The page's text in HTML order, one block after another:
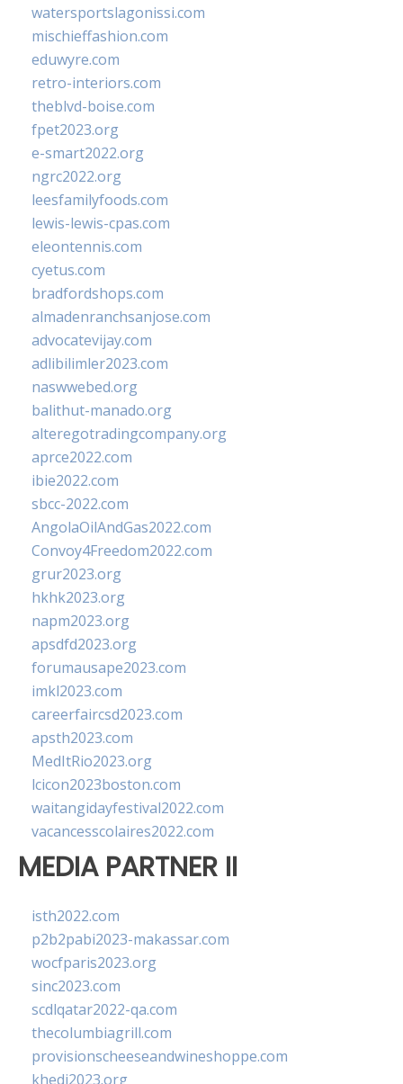
watersportslagonissi.com
mischieffashion.com
eduwyre.com
retro-interiors.com
theblvd-boise.com
fpet2023.org
e-smart2022.org
ngrc2022.org
leesfamilyfoods.com
lewis-lewis-cpas.com
eleontennis.com
cyetus.com
bradfordshops.com
almadenranchsanjose.com
advocatevijay.com
adlibilimler2023.com
naswwebed.org
balithut-manado.org
alteregotradingcompany.org
aprce2022.com
ibie2022.com
sbcc-2022.com
AngolaOilAndGas2022.com
Convoy4Freedom2022.com
grur2023.org
hkhk2023.org
napm2023.org
apsdfd2023.org
forumausape2023.com
imkl2023.com
careerfaircsd2023.com
apsth2023.com
MedItRio2023.org
lcicon2023boston.com
waitangidayfestival2022.com
vacancesscolaires2022.com
MEDIA PARTNER II
isth2022.com
p2b2pabi2023-makassar.com
wocfparis2023.org
sinc2023.com
scdlqatar2022-qa.com
thecolumbiagrill.com
provisionscheeseandwineshoppe.com
khedi2023.org